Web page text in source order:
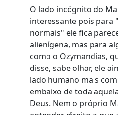
O lado incógnito do
interessante pois para
normais" ele fica
alienígena, mas para
como o Ozymandias,
disse, sabe olhar, ele
lado humano mais
embaixo de toda
Deus. Nem o próprio